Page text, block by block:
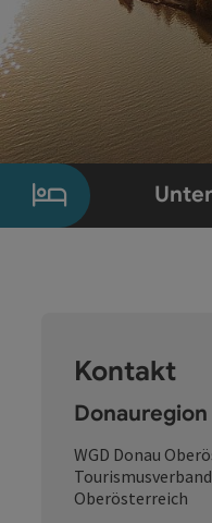
Kontakt
WGD Donau
Oberösterreich